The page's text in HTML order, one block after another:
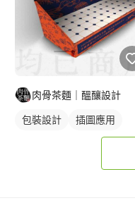
肉骨茶麵｜醞釀設計
包裝設計 插圖應用